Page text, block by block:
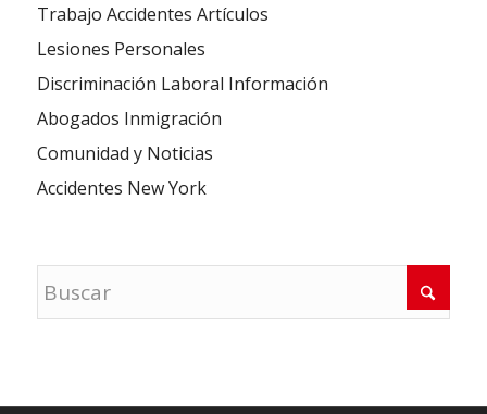
Trabajo Accidentes Artículos
Lesiones Personales
Discriminación Laboral Información
Abogados Inmigración
Comunidad y Noticias
Accidentes New York